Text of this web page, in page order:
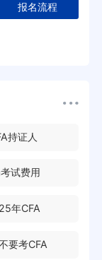
报名流程
持证人
试费用
年CFA
要考CFA